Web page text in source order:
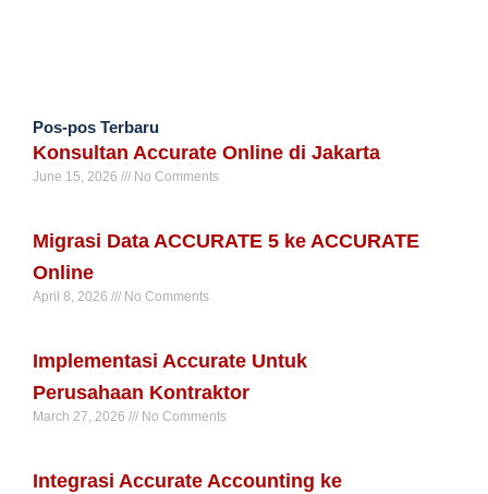
Pos-pos Terbaru
Konsultan Accurate Online di Jakarta
June 15, 2026 No Comments
Migrasi Data ACCURATE 5 ke ACCURATE
Online
April 8, 2026 No Comments
Implementasi Accurate Untuk
Perusahaan Kontraktor
March 27, 2026 No Comments
Integrasi Accurate Accounting ke